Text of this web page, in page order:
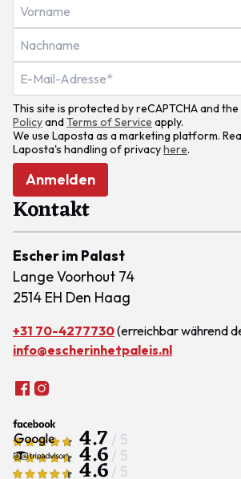
This site is protected by reCAPTCHA and
PolicyandTerms of Service apply.
We use Laposta as a marketing platform.
Laposta's handling of privacyhere.
Anmelden
Kontakt
Escher im Palast
Lange Voorhout 74
2514 EH Den Haag
+31 70-4277730(erreichbar während
info@escherinhetpaleis.nl
4.7 / 5
4.6 / 5
4.6 / 5